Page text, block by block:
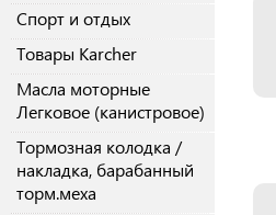
Спорт и отдых
Товары Karcher
Масла моторные
Легковое (канистровое)
Тормозная колодка /
накладка, барабанный
торм.меха